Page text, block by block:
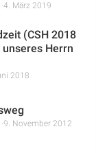
4. März 2019
(CSH 2018
Herrn
2018
9. November 2012